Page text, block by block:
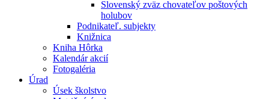
Slovenský zväz chovateľov poštových
holubov
Podnikateľ. subjekty
Knižnica
Kniha Hôrka
Kalendár akcií
Fotogaléria
Úrad
Úsek školstvo